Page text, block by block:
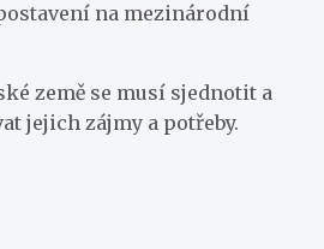
na mezinárodní
země se musí sjednotit a
jejich zájmy a potřeby.